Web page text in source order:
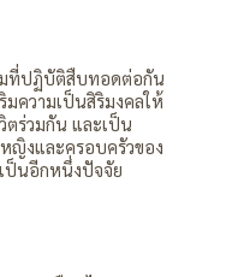
มที่ปฏิบัติสืบทอดต่อกัน
ความเป็นสิริมงคลให้
ตร่วมกัน และเป็น
ญิงและครอบครัวของ
ป็นอีกหนึ่งปัจจัย